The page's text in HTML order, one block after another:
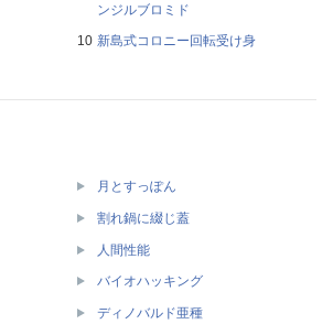
ンジルブロミド
新島式コロニー回転受け身
月とすっぽん
割れ鍋に綴じ蓋
人間性能
バイオハッキング
ディノバルド亜種